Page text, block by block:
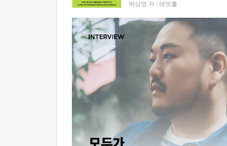
박상영 저 래빗홀